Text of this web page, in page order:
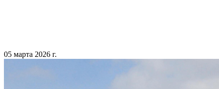
05 марта 2026 г.